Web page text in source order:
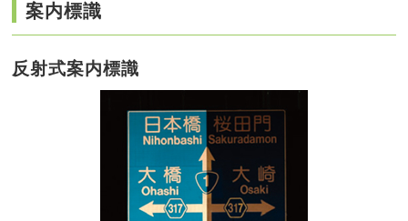
案内標識
反射式案内標識